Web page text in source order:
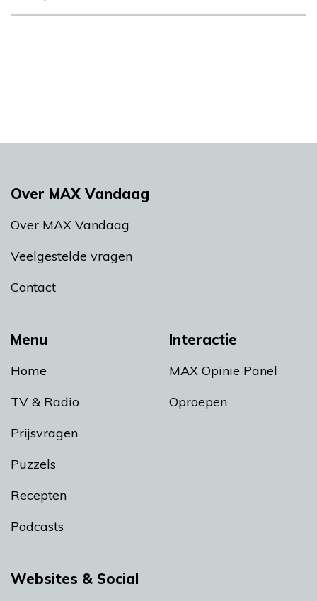
Menu
Home
TV & Radio
Prijsvragen
Puzzels
Recepten
Podcasts
Interactie
MAX Opinie Panel
Oproepen
Over MAX Vandaag
Over MAX Vandaag
Veelgestelde vragen
Contact
Websites & Social